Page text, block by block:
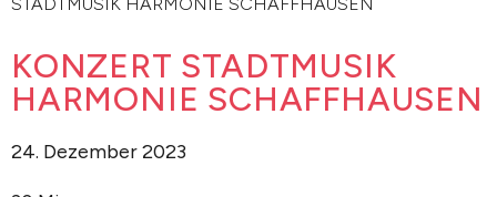
KONZERT STADTMUSIK
HARMONIE SCHAFFHAUSEN
24. Dezember 2023